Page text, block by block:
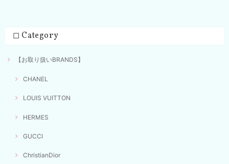
◻︎ Category
【お取り扱いBRANDS】
CHANEL
LOUIS VUITTON
HERMES
GUCCI
ChristianDior